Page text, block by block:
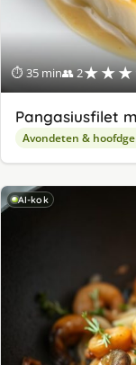
⏱ 35 min👥 2
Pangasiusfilet
Avondeten &
AI-kok